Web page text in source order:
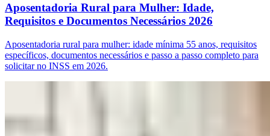
Aposentadoria Rural para Mulher: Idade,
Requisitos e Documentos Necessários 2026
Aposentadoria rural para mulher: idade mínima 55 anos, requisitos
específicos, documentos necessários e passo a passo completo para
solicitar no INSS em 2026.